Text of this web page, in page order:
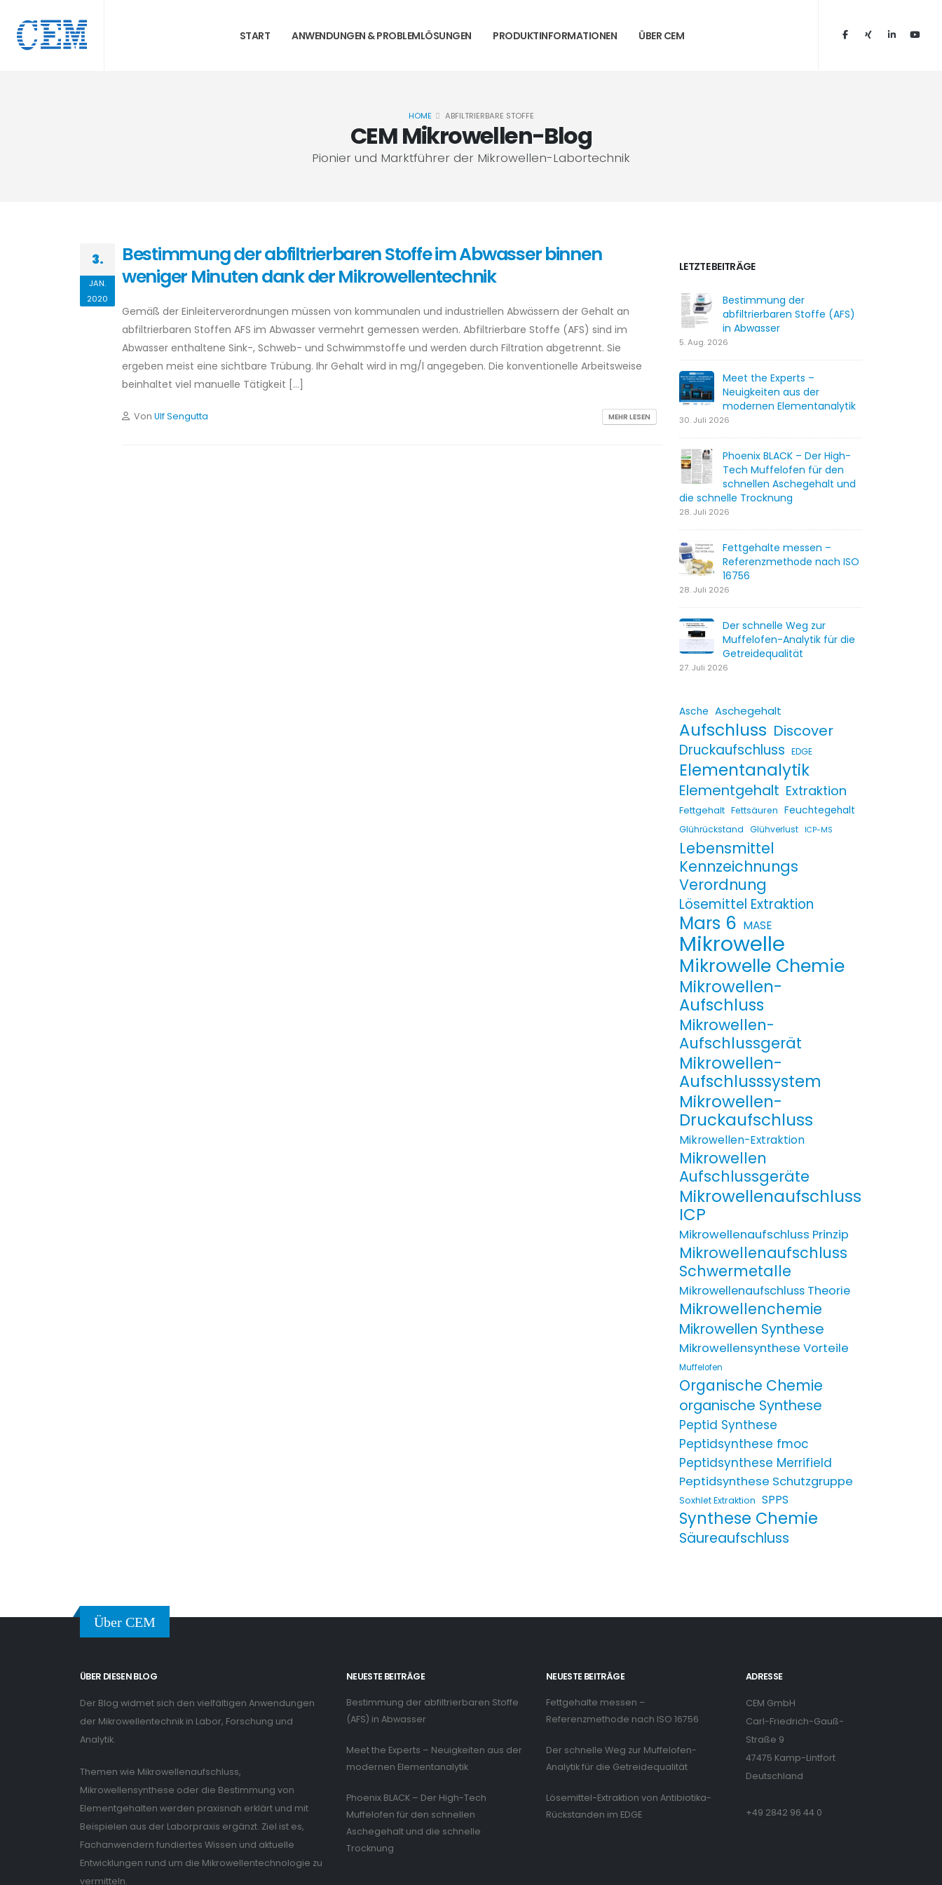
START ANWENDUNGEN & PROBLEMLÖSUNGEN PRODUKTINFORMATIONEN ÜBER CEM
CEM Mikrowellen-Blog
Pionier und Marktführer der Mikrowellen-Labortechnik
HOME ABFILTRIERBARE STOFFE
LETZTE BEITRÄGE
Bestimmung der
abfiltrierbaren Stoffe (AFS)
in Abwasser
5. Aug. 2026
Meet the Experts –
Neuigkeiten aus der
modernen Elementanalytik
30. Juli 2026
Phoenix BLACK – Der High-
Tech Muffelofen für den
schnellen Aschegehalt und
die schnelle Trocknung
28. Juli 2026
Fettgehalte messen –
Referenzmethode nach ISO
16756
28. Juli 2026
Der schnelle Weg zur
Muffelofen-Analytik für die
Getreidequalität
27. Juli 2026
Asche Aschegehalt
Aufschluss Discover
Druckaufschluss EDGE
Elementanalytik
Elementgehalt Extraktion
Fettgehalt Fettsäuren Feuchtegehalt
Glührückstand Glühverlust ICP-MS
Lebensmittel
Kennzeichnungs
Verordnung
Lösemittel Extraktion
Mars 6 MASE
Mikrowelle
Mikrowelle Chemie
Mikrowellen-
Aufschluss
Mikrowellen-
Aufschlussgerät
Mikrowellen-
Aufschlusssystem
Mikrowellen-
Druckaufschluss
Mikrowellen-Extraktion
Mikrowellen
Aufschlussgeräte
Mikrowellenaufschluss
ICP
Mikrowellenaufschluss Prinzip
Mikrowellenaufschluss
Schwermetalle
Mikrowellenaufschluss Theorie
Mikrowellenchemie
Mikrowellen Synthese
Mikrowellensynthese Vorteile
Muffelofen
Organische Chemie
organische Synthese
Peptid Synthese
Peptidsynthese fmoc
Peptidsynthese Merrifield
Peptidsynthese Schutzgruppe
Soxhlet Extraktion SPPS
Synthese Chemie
Säureaufschluss
3.
JAN.
2020
Bestimmung der abfiltrierbaren Stoffe im Abwasser binnen
weniger Minuten dank der Mikrowellentechnik
Gemäß der Einleiterverordnungen müssen von kommunalen und industriellen Abwässern der Gehalt an
abfiltrierbaren Stoffen AFS im Abwasser vermehrt gemessen werden. Abfiltrierbare Stoffe (AFS) sind im
Abwasser enthaltene Sink-, Schweb- und Schwimmstoffe und werden durch Filtration abgetrennt. Sie
ergeben meist eine sichtbare Trübung. Ihr Gehalt wird in mg/l angegeben. Die konventionelle Arbeitsweise
beinhaltet viel manuelle Tätigkeit […]
Von Ulf Sengutta MEHR LESEN
Über CEM
ÜBER DIESEN BLOG
Der Blog widmet sich den vielfältigen Anwendungen
der Mikrowellentechnik in Labor, Forschung und
Analytik.
Themen wie Mikrowellenaufschluss,
Mikrowellensynthese oder die Bestimmung von
Elementgehalten werden praxisnah erklärt und mit
Beispielen aus der Laborpraxis ergänzt. Ziel ist es,
Fachanwendern fundiertes Wissen und aktuelle
Entwicklungen rund um die Mikrowellentechnologie zu
vermitteln.
NEUESTE BEITRÄGE
Bestimmung der abfiltrierbaren Stoffe
(AFS) in Abwasser
Meet the Experts – Neuigkeiten aus der
modernen Elementanalytik
Phoenix BLACK – Der High-Tech
Muffelofen für den schnellen
Aschegehalt und die schnelle
Trocknung
NEUESTE BEITRÄGE
Fettgehalte messen –
Referenzmethode nach ISO 16756
Der schnelle Weg zur Muffelofen-
Analytik für die Getreidequalität
Lösemittel-Extraktion von Antibiotika-
Rückstanden im EDGE
ADRESSE
CEM GmbH
Carl-Friedrich-Gauß-
Straße 9
47475 Kamp-Lintfort
Deutschland
+49 2842 96 44 0